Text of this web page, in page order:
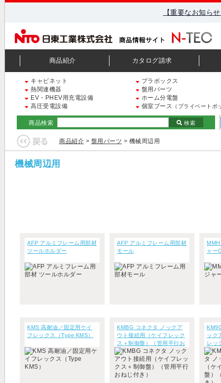
【重要なお知ら
商品紹介 カタログ請求
キャビネット
プラボックス
熱関連機器
盤用パーツ
EV・PHEV用充電設備
ホーム分電盤
高圧受電設備
個室ブース （プライベートボ
商品検索 検索
商品紹介 > 盤用パーツ > 機械周辺用
機械周辺用
AFP アルミフレーム用部材
ツールホルダー
AFP アルミフレーム用部材
モール
ャー
KMS 高耐油／固定用ケイ
フレックス（Type KMS）
KMBG コネクタ ノックア
ウト接続用（ケイフレック
ス＋制御盤）（管用平行お
ねじ付き）
ック
レッ
平行